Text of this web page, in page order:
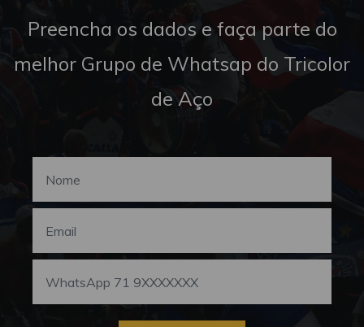
Preencha os dados e faça parte do
melhor Grupo de Whatsap do Tricolor
de Aço